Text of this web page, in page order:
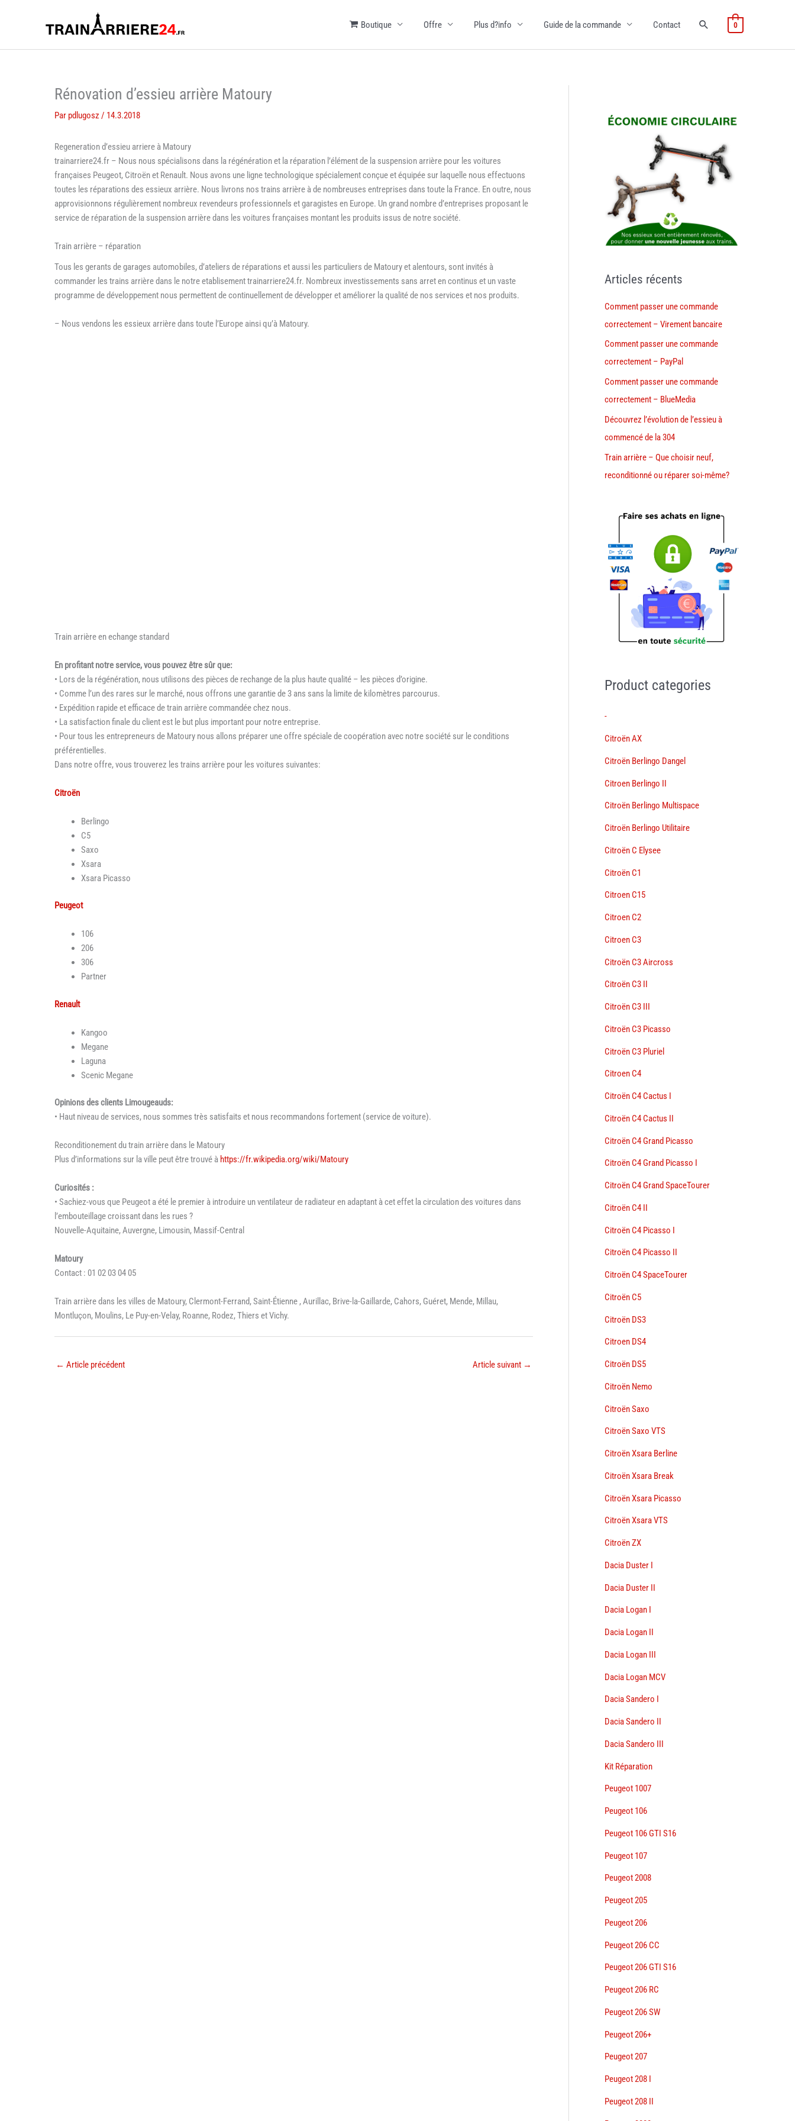
Boutique Offre Plus d?info Guide de la commande Contact 0
Rénovation d’essieu arrière Matoury
Par pdlugosz / 14.3.2018
Regeneration d’essieu arriere à Matoury
trainarriere24.fr – Nous nous spécialisons dans la régénération et la réparation l’élément de la suspension arrière pour les voitures
françaises Peugeot, Citroën et Renault. Nous avons une ligne technologique spécialement conçue et équipée sur laquelle nous effectuons
toutes les réparations des essieux arrière. Nous livrons nos trains arrière à de nombreuses entreprises dans toute la France. En outre, nous
approvisionnons régulièrement nombreux revendeurs professionnels et garagistes en Europe. Un grand nombre d’entreprises proposant le
service de réparation de la suspension arrière dans les voitures françaises montant les produits issus de notre société.
Train arrière – réparation
Tous les gerants de garages automobiles, d’ateliers de réparations et aussi les particuliers de Matoury et alentours, sont invités à
commander les trains arrière dans le notre etablisement trainarriere24.fr. Nombreux investissements sans arret en continus et un vaste
programme de développement nous permettent de continuellement de développer et améliorer la qualité de nos services et nos produits.
– Nous vendons les essieux arrière dans toute l’Europe ainsi qu’à Matoury.
Train arrière en echange standard
En profitant notre service, vous pouvez être sûr que:
• Lors de la régénération, nous utilisons des pièces de rechange de la plus haute qualité – les pièces d’origine.
• Comme l’un des rares sur le marché, nous offrons une garantie de 3 ans sans la limite de kilomètres parcourus.
• Expédition rapide et efficace de train arrière commandée chez nous.
• La satisfaction finale du client est le but plus important pour notre entreprise.
• Pour tous les entrepreneurs de Matoury nous allons préparer une offre spéciale de coopération avec notre société sur le conditions
préférentielles.
Dans notre offre, vous trouverez les trains arrière pour les voitures suivantes:
Citroën
Berlingo
C5
Saxo
Xsara
Xsara Picasso
Peugeot
106
206
306
Partner
Renault
Kangoo
Megane
Laguna
Scenic Megane
Opinions des clients Limougeauds:
• Haut niveau de services, nous sommes très satisfaits et nous recommandons fortement (service de voiture).
Reconditionement du train arrière dans le Matoury
Plus d’informations sur la ville peut être trouvé à https://fr.wikipedia.org/wiki/Matoury
Curiosités :
• Sachiez-vous que Peugeot a été le premier à introduire un ventilateur de radiateur en adaptant à cet effet la circulation des voitures dans
l’embouteillage croissant dans les rues ?
Nouvelle-Aquitaine, Auvergne, Limousin, Massif-Central
Matoury
Contact : 01 02 03 04 05
Train arrière dans les villes de Matoury, Clermont-Ferrand, Saint-Étienne , Aurillac, Brive-la-Gaillarde, Cahors, Guéret, Mende, Millau,
Montluçon, Moulins, Le Puy-en-Velay, Roanne, Rodez, Thiers et Vichy.
← Article précédent Article suivant →
Articles récents
Comment passer une commande
correctement – Virement bancaire
Comment passer une commande
correctement – PayPal
Comment passer une commande
correctement – BlueMedia
Découvrez l’évolution de l’essieu à
commencé de la 304
Train arrière – Que choisir neuf,
reconditionné ou réparer soi-même?
Product categories
-
Citroën AX
Citroën Berlingo Dangel
Citroen Berlingo II
Citroën Berlingo Multispace
Citroën Berlingo Utilitaire
Citroën C Elysee
Citroën C1
Citroen C15
Citroen C2
Citroen C3
Citroën C3 Aircross
Citroën C3 II
Citroën C3 III
Citroën C3 Picasso
Citroën C3 Pluriel
Citroen C4
Citroën C4 Cactus I
Citroën C4 Cactus II
Citroën C4 Grand Picasso
Citroën C4 Grand Picasso I
Citroën C4 Grand SpaceTourer
Citroën C4 II
Citroën C4 Picasso I
Citroën C4 Picasso II
Citroën C4 SpaceTourer
Citroën C5
Citroën DS3
Citroen DS4
Citroën DS5
Citroën Nemo
Citroën Saxo
Citroën Saxo VTS
Citroën Xsara Berline
Citroën Xsara Break
Citroën Xsara Picasso
Citroën Xsara VTS
Citroën ZX
Dacia Duster I
Dacia Duster II
Dacia Logan I
Dacia Logan II
Dacia Logan III
Dacia Logan MCV
Dacia Sandero I
Dacia Sandero II
Dacia Sandero III
Kit Réparation
Peugeot 1007
Peugeot 106
Peugeot 106 GTI S16
Peugeot 107
Peugeot 2008
Peugeot 205
Peugeot 206
Peugeot 206 CC
Peugeot 206 GTI S16
Peugeot 206 RC
Peugeot 206 SW
Peugeot 206+
Peugeot 207
Peugeot 208 I
Peugeot 208 II